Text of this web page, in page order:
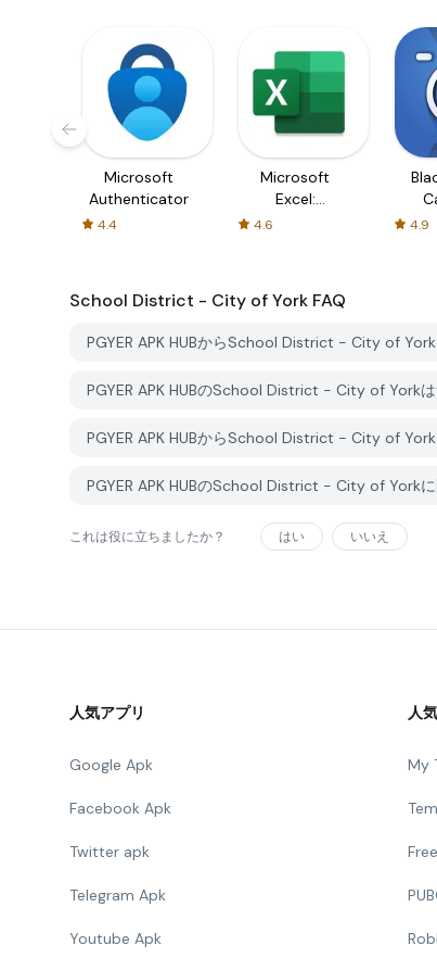
Microsoft
Authenticator
4.4
Microsoft
Excel:
Spreadsheets
4.6 4.9
School District - City of York FAQ
PGYER APK HUBからSchool District - City of
PGYER APK HUBのSchool District - City of York
PGYER APK HUBからSchool District - City of
PGYER APK HUBのSchool District - City of York
これは役に立ちましたか？ はい いいえ
人気アプリ
Google Apk
Facebook Apk
Twitter apk
Telegram Apk
Youtube Apk
人
My